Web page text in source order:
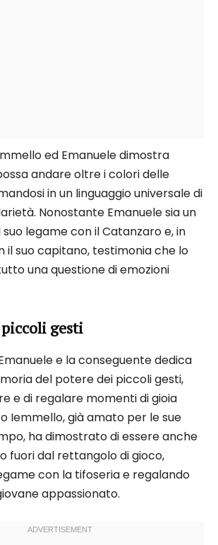
ed Emanuele dimostra
andare oltre i colori delle
in un linguaggio universale di
Nonostante Emanuele sia un
suo legame con il Catanzaro e, in
il suo capitano, testimonia che lo
una questione di emozioni
gesti
e la conseguente dedica
del potere dei piccoli gesti,
e di regalare momenti di gioia
Iemmello, già amato per le sue
ha dimostrato di essere anche
fuori dal rettangolo di gioco,
con la tifoseria e regalando
appassionato.